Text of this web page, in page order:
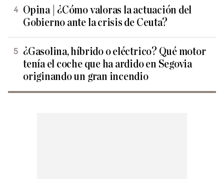
Opina | ¿Cómo valoras la actuación del
Gobierno ante la crisis de Ceuta?
¿Gasolina, híbrido o eléctrico? Qué motor
tenía el coche que ha ardido en Segovia
originando un gran incendio